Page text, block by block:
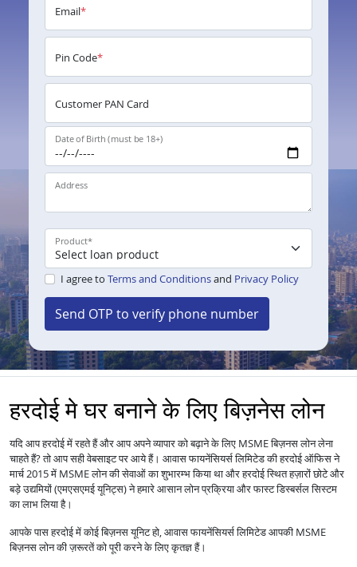
Email*
Pin Code*
Customer PAN Card
Date of Birth (must be 18+)
Address
Product*
I agree to Terms and Conditionsand Privacy Policy
Send OTP to verify phone number
हरदोई मे घर बनाने के लिए बिज़नेस लोन
यदि आप हरदोई में रहते हैं और आप अपने व्यापार को बढ़ाने के लिए MSME बिज़नस लोन लेना
चाहते हैं? तो आप सही वेबसाइट पर आये हैं। आवास फायनेंसियर्स लिमिटेड की हरदोई ऑफिस ने
मार्च 2015 में MSME लोन की सेवाओं का शुभारम्भ किया था और हरदोई स्थित हज़ारों छोटे और
बड़े उद्यमियों (एमएसएमई यूनिट्स) ने हमारे आसान लोन प्रक्रिया और फास्ट डिस्बर्सल सिस्टम
का लाभ लिया है।
आपके पास हरदोई में कोई बिज़नस यूनिट हो, आवास फायनेंसियर्स लिमिटेड आपकी MSME
बिज़नस लोन की ज़रूरतें को पूरी करने के लिए कृतज्ञ हैं।